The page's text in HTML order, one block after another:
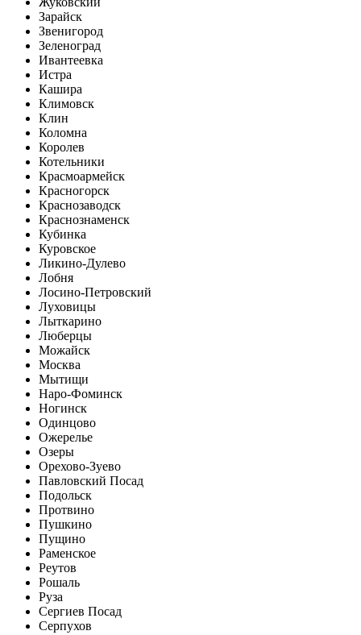
Зарайск
Звенигород
Зеленоград
Ивантеевка
Истра
Кашира
Климовск
Клин
Коломна
Королев
Котельники
Красмоармейск
Красногорск
Краснозаводск
Краснознаменск
Кубинка
Куровское
Ликино-Дулево
Лобня
Лосино-Петровский
Луховицы
Лыткарино
Люберцы
Можайск
Москва
Мытищи
Наро-Фоминск
Ногинск
Одинцово
Ожерелье
Озеры
Орехово-Зуево
Павловский Посад
Подольск
Протвино
Пушкино
Пущино
Раменское
Реутов
Рошаль
Руза
Сергиев Посад
Серпухов